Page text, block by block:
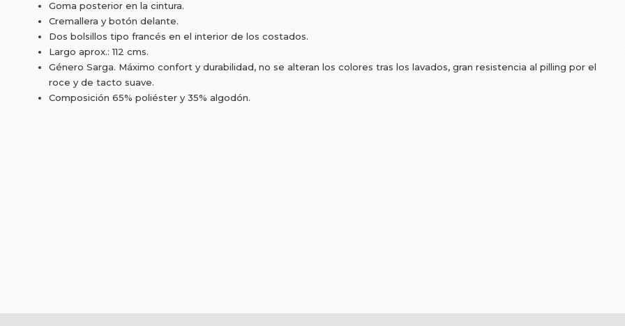
Goma posterior en la cintura.
Cremallera y botón delante.
Dos bolsillos tipo francés en el interior de los costados.
Largo aprox.: 112 cms.
Género Sarga. Máximo confort y durabilidad, no se alteran los colores tras los lavados, gran resistencia al pilling por el
roce y de tacto suave.
Composición 65% poliéster y 35% algodón.